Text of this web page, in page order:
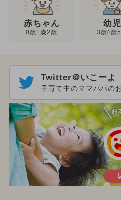
赤ちゃん
0歳1歳2歳
幼児
3歳4歳
Twitter＠いこーよ
子育て中のママパパの